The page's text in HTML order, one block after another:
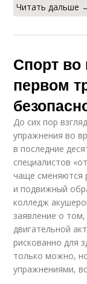
Читать дальше
Спорт во
первом
До сих пор
упражнения во
в последние
специалистов
чаще сменяются
и подвижный
колледж
заявление о
двигательной
рискованно для
только можно,
упражнениями,